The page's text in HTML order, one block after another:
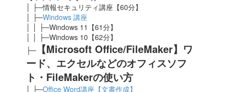
│ ├─情報セキュリティ講座【60分】
│ ├─Windows 講座
│ │ ├─Windows 11【61分】
│ │ ├─Windows 10【62分】
├─ 【Microsoft Office/FileMaker】ワ
ード、エクセルなどのオフィスソフ
ト・FileMakerの使い方
│ ├─Office Word講座【文書作成】